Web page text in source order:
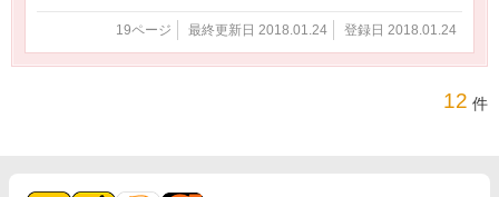
19ページ 最終更新日 2018.01.24 登録日 2018.01.24
12 件